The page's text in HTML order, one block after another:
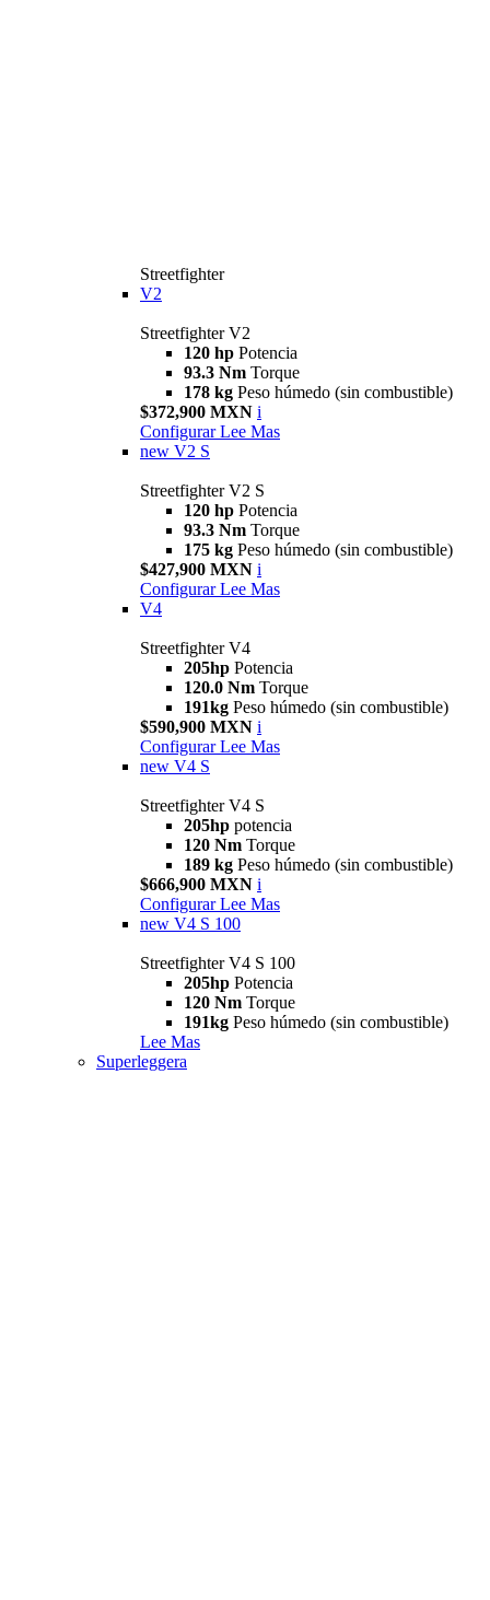
Streetfighter
V2
Streetfighter V2
120 hp Potencia
93.3 Nm Torque
178 kg Peso húmedo (sin combustible)
$372,900 MXN i
Configurar Lee Mas
new V2 S
Streetfighter V2 S
120 hp Potencia
93.3 Nm Torque
175 kg Peso húmedo (sin combustible)
$427,900 MXN i
Configurar Lee Mas
V4
Streetfighter V4
205hp Potencia
120.0 Nm Torque
191kg Peso húmedo (sin combustible)
$590,900 MXN i
Configurar Lee Mas
new V4 S
Streetfighter V4 S
205hp potencia
120 Nm Torque
189 kg Peso húmedo (sin combustible)
$666,900 MXN i
Configurar Lee Mas
new V4 S 100
Streetfighter V4 S 100
205hp Potencia
120 Nm Torque
191kg Peso húmedo (sin combustible)
Lee Mas
Superleggera